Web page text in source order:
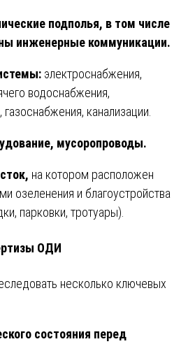
подполья, в том числе
инженерные коммуникации.
электроснабжения,
водоснабжения,
канализации.
мусоропроводы.
на котором расположен
озеленения и благоустройства
парковки, тротуары).
ОДИ
несколько ключевых
состояния перед